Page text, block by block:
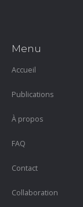
Menu
Accueil
Publications
À propos
FAQ
Contact
Collaboration